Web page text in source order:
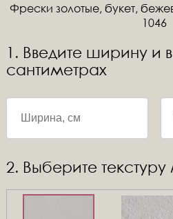
Фрески золотые, букет,
1046
1. Введите ширину и
сантиметрах
2. Выберите